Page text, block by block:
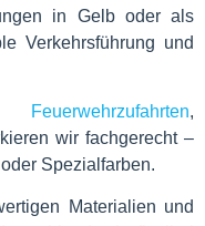
in Gelb oder als
Verkehrsführung und
Feuerwehrzufahrten,
wir fachgerecht –
Spezialfarben.
Materialien und